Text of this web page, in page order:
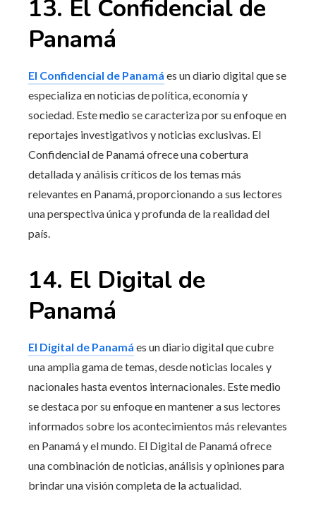
13. El Confidencial de
Panamá
El Confidencial de Panamá es un diario digital que se
especializa en noticias de política, economía y
sociedad. Este medio se caracteriza por su enfoque en
reportajes investigativos y noticias exclusivas. El
Confidencial de Panamá ofrece una cobertura
detallada y análisis críticos de los temas más
relevantes en Panamá, proporcionando a sus lectores
una perspectiva única y profunda de la realidad del
país.
14. El Digital de
Panamá
El Digital de Panamá es un diario digital que cubre
una amplia gama de temas, desde noticias locales y
nacionales hasta eventos internacionales. Este medio
se destaca por su enfoque en mantener a sus lectores
informados sobre los acontecimientos más relevantes
en Panamá y el mundo. El Digital de Panamá ofrece
una combinación de noticias, análisis y opiniones para
brindar una visión completa de la actualidad.